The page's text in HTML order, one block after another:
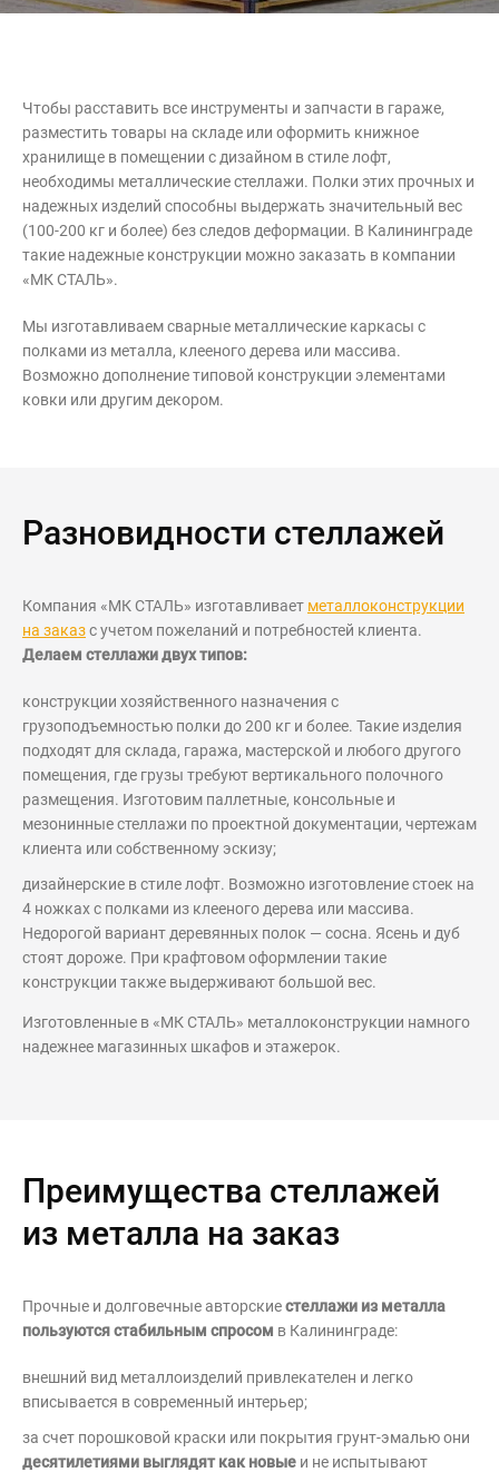
Дизайнерам
Цены на метеллоконструкции и
изделия из металла
+7 (4012) 797-039
+7 (962) 257-27-70
Получить расчет
Чтобы расставить все инструменты и запчасти в гараже,
разместить товары на складе или оформить книжное
хранилище в помещении с дизайном в стиле лофт,
необходимы металлические стеллажи. Полки этих прочных и
надежных изделий способны выдержать значительный вес
(100-200 кг и более) без следов деформации. В Калининграде
такие надежные конструкции можно заказать в компании
«МК СТАЛЬ».
Мы изготавливаем сварные металлические каркасы с
полками из металла, клееного дерева или массива.
Возможно дополнение типовой конструкции элементами
ковки или другим декором.
Разновидности стеллажей
Компания «МК СТАЛЬ» изготавливает металлоконструкции
на заказс учетом пожеланий и потребностей клиента.
Делаем стеллажи двух типов:
конструкции хозяйственного назначения с
грузоподъемностью полки до 200 кг и более. Такие изделия
подходят для склада, гаража, мастерской и любого другого
помещения, где грузы требуют вертикального полочного
размещения. Изготовим паллетные, консольные и
мезонинные стеллажи по проектной документации, чертежам
клиента или собственному эскизу;
дизайнерские в стиле лофт. Возможно изготовление стоек на
4 ножках с полками из клееного дерева или массива.
Недорогой вариант деревянных полок — сосна. Ясень и дуб
стоят дороже. При крафтовом оформлении такие
конструкции также выдерживают большой вес.
Изготовленные в «МК СТАЛЬ» металлоконструкции намного
надежнее магазинных шкафов и этажерок.
Преимущества стеллажей
из металла на заказ
Прочные и долговечные авторскиестеллажи из металла
пользуются стабильным спросом в Калининграде:
внешний вид металлоизделий привлекателен и легко
вписывается в современный интерьер;
за счет порошковой краски или покрытия грунт-эмалью они
десятилетиями выглядят как новые и не испытывают